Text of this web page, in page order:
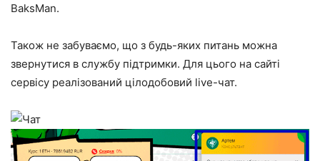
BaksMan.
Також не забуваємо, що з будь-яких питань можна
звернутися в службу підтримки. Для цього на сайті
сервісу реалізований цілодобовий live-чат.